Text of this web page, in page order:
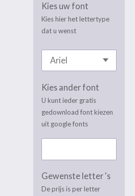
Kies uw font
Kies hier het lettertype
dat u wenst
Kies ander font
U kunt ieder gratis
gedownload font kiezen
uit google fonts
Gewenste letter 's
De prijs is per letter